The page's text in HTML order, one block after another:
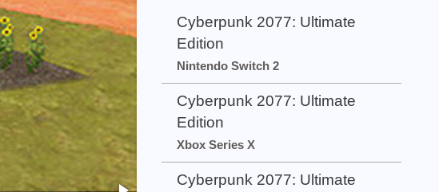
Cyberpunk 2077: Ultimate
Edition
Nintendo Switch 2
Cyberpunk 2077: Ultimate
Edition
Xbox Series X
Cyberpunk 2077: Ultimate